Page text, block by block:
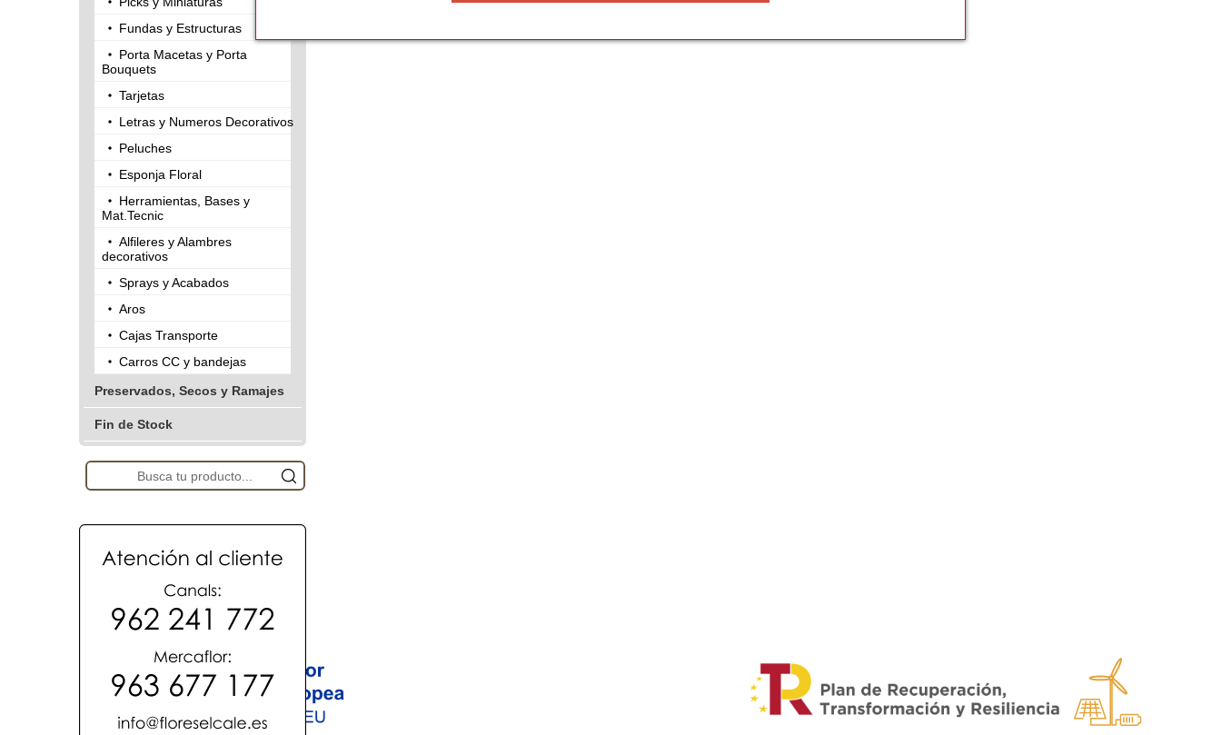
Fundas y Estructuras
Porta Macetas y Porta
Bouquets
Tarjetas
Letras y Numeros Decorativos
Peluches
Esponja Floral
Herramientas, Bases y
Mat.Tecnic
Alfileres y Alambres
decorativos
Sprays y Acabados
Aros
Cajas Transporte
Carros CC y bandejas
Preservados, Secos y Ramajes
Fin de Stock